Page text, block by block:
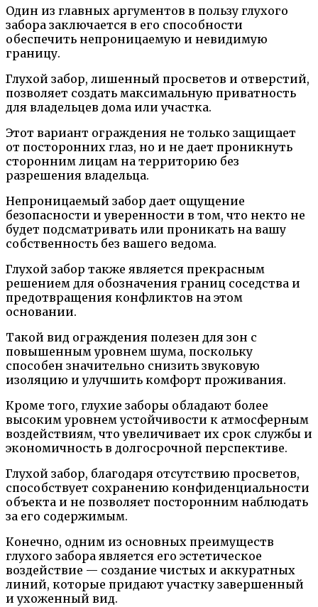
Один из главных аргументов в пользу глухого
забора заключается в его способности
обеспечить непроницаемую и невидимую
границу.
Глухой забор, лишенный просветов и отверстий,
позволяет создать максимальную приватность
для владельцев дома или участка.
Этот вариант ограждения не только защищает
от посторонних глаз, но и не дает проникнуть
сторонним лицам на территорию без
разрешения владельца.
Непроницаемый забор дает ощущение
безопасности и уверенности в том, что некто не
будет подсматривать или проникать на вашу
собственность без вашего ведома.
Глухой забор также является прекрасным
решением для обозначения границ соседства и
предотвращения конфликтов на этом
основании.
Такой вид ограждения полезен для зон с
повышенным уровнем шума, поскольку
способен значительно снизить звуковую
изоляцию и улучшить комфорт проживания.
Кроме того, глухие заборы обладают более
высоким уровнем устойчивости к атмосферным
воздействиям, что увеличивает их срок службы и
экономичность в долгосрочной перспективе.
Глухой забор, благодаря отсутствию просветов,
способствует сохранению конфиденциальности
объекта и не позволяет посторонним наблюдать
за его содержимым.
Конечно, одним из основных преимуществ
глухого забора является его эстетическое
воздействие — создание чистых и аккуратных
линий, которые придают участку завершенный
и ухоженный вид.